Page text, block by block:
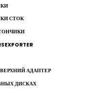
СТОК
АДАПТЕР
ДИСКАХ